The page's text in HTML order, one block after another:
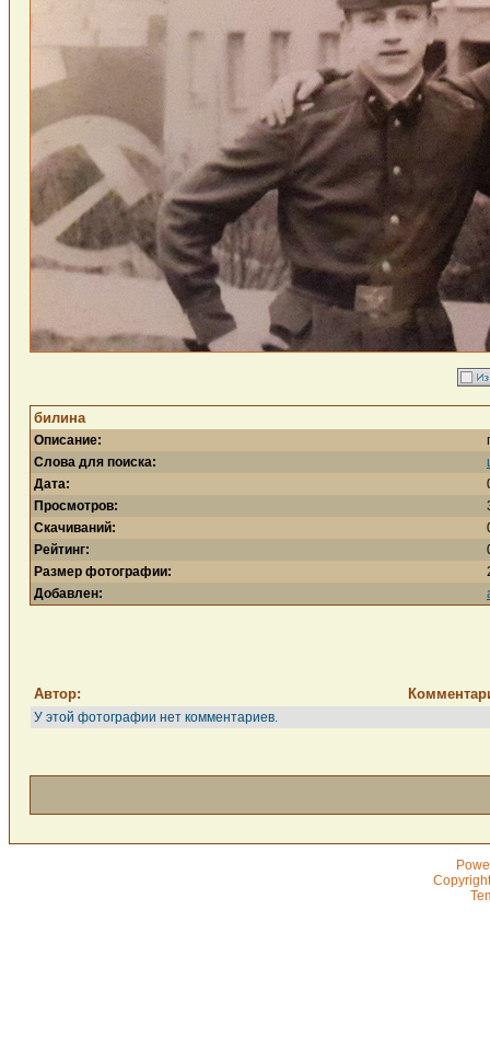
билина
Описание:
Слова для поиска:
Дата:
Просмотров:
Скачиваний:
Рейтинг:
Размер фотографии:
Добавлен:
Автор:
У этой фотографии нет комментариев.